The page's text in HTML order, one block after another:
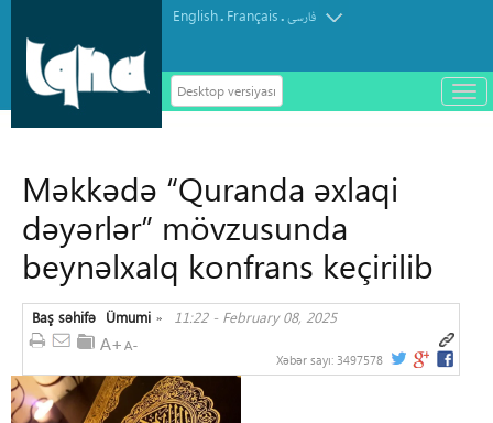
English. Français.فارسی
Desktop versiyası
باز
و
Məkkədə “Quranda əxlaqi
dəyərlər” mövzusunda
beynəlxalq konfrans keçirilib
Baş səhifə »
Ümumi 11:22 - February 08, 2025
Xəbər sayı: 3497578